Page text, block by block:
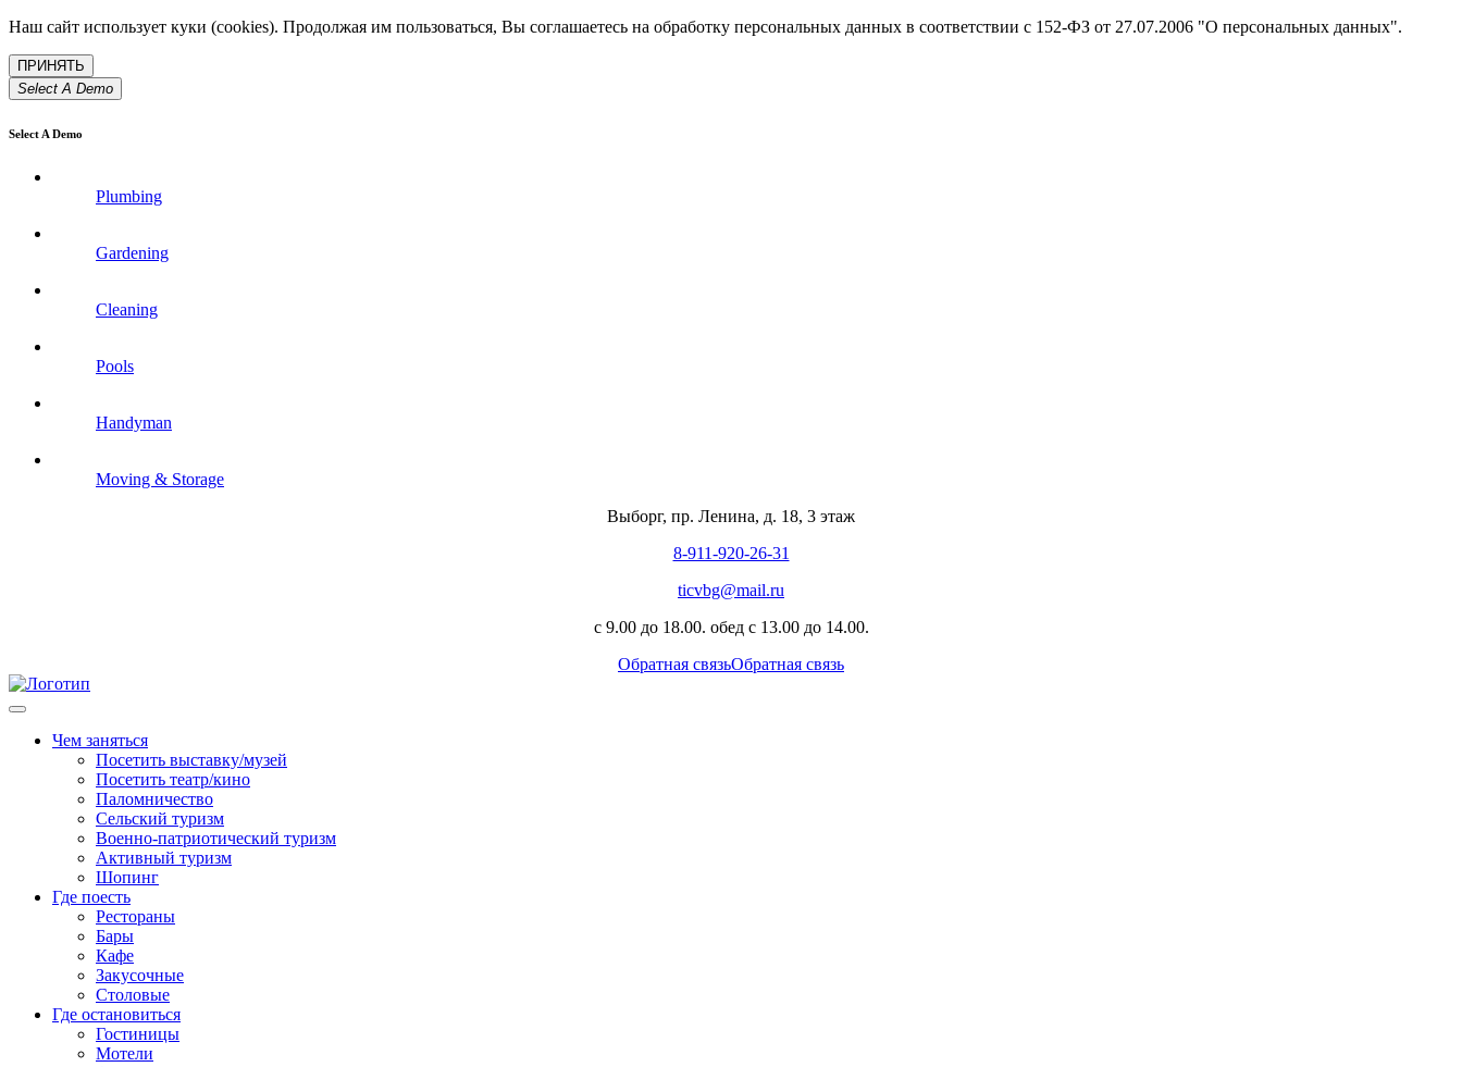
Наш сайт использует куки (cookies). Продолжая им пользоваться, Вы соглашаетесь на обработку персональных данных в соответствии с 152-ФЗ от 27.07.2006 "О персональных данных".
Select A Demo
Select A Demo
Plumbing
Gardening
Cleaning
Pools
Handyman
Moving & Storage
Выборг, пр. Ленина, д. 18, 3 этаж
8-911-920-26-31
ticvbg@mail.ru
с 9.00 до 18.00. обед с 13.00 до 14.00.
Обратная связьОбратная связь
Чем заняться
Посетить выставку/музей
Посетить театр/кино
Паломничество
Сельский туризм
Военно-патриотический туризм
Активный туризм
Шопинг
Где поесть
Рестораны
Бары
Кафе
Закусочные
Столовые
Где остановиться
Гостиницы
Мотели